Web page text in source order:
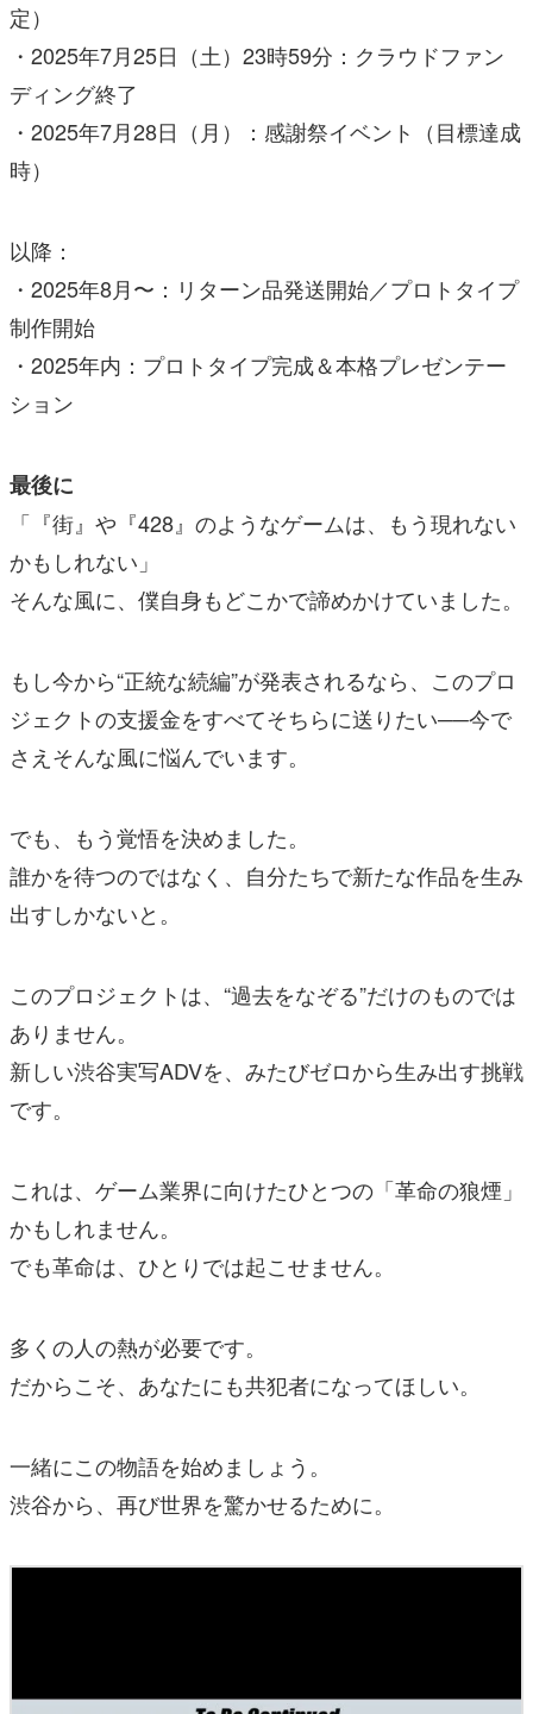
定）
・2025年7月25日（土）23時59分：クラウドファン
ディング終了
・2025年7月28日（月）：感謝祭イベント（目標達成
時）
以降：
・2025年8月〜：リターン品発送開始／プロトタイプ
制作開始
・2025年内：プロトタイプ完成＆本格プレゼンテー
ション
最後に
「『街』や『428』のようなゲームは、もう現れない
かもしれない」
そんな風に、僕自身もどこかで諦めかけていました。
もし今から“正統な続編”が発表されるなら、このプロ
ジェクトの支援金をすべてそちらに送りたい──今で
さえそんな風に悩んでいます。
でも、もう覚悟を決めました。
誰かを待つのではなく、自分たちで新たな作品を生み
出すしかないと。
このプロジェクトは、“過去をなぞる”だけのものでは
ありません。
新しい渋谷実写ADVを、みたびゼロから生み出す挑戦
です。
これは、ゲーム業界に向けたひとつの「革命の狼煙」
かもしれません。
でも革命は、ひとりでは起こせません。
多くの人の熱が必要です。
だからこそ、あなたにも共犯者になってほしい。
一緒にこの物語を始めましょう。
渋谷から、再び世界を驚かせるために。